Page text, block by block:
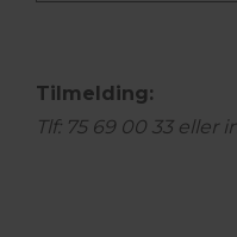
Tilmelding:
Tlf: 75 69 00 33 eller